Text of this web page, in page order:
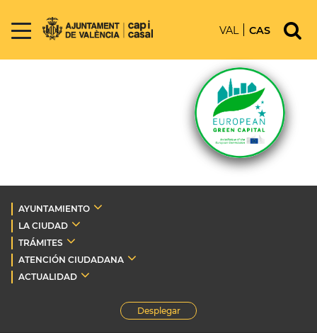
VAL CAS
AYUNTAMIENTO
LA CIUDAD
TRÁMITES
ATENCIÓN CIUDADANA
ACTUALIDAD
Desplegar